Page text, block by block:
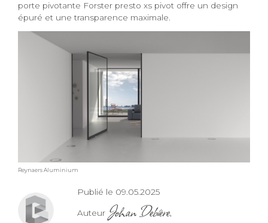
porte pivotante Forster presto xs pivot offre un design
épuré et une transparence maximale.
Reynaers Aluminium
Publié le 09.05.2025
Auteur Johan Debière,